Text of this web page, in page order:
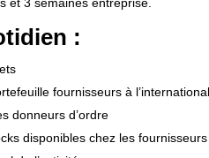
:
fournisseurs à l’international
donneurs d’ordre
disponibles chez les fournisseurs